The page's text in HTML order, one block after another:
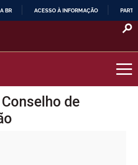
O
BR ACESSO À INFORMAÇÃO
de